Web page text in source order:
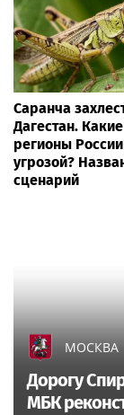
Саранча
Дагестан.
регионы
угрозой?
сценарий
МОСКВА
Дорогу
МБК